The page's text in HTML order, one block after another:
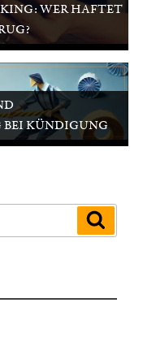
WER HAFTET
KÜNDIGUNG